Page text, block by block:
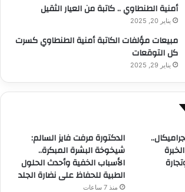
أمنية الطنطاوي .. كاتبة من العيار الثقيل
يناير 20, 2025
مبيعات مؤلفات الكاتبة أمنية الطنطاوي كسرت
كل التوقعات
يناير 29, 2025
الخبرة
الدكتورة مرفت فايز السالم:
شيخوخة البشرة المبكرة..
الأسباب الخفية وأحدث الحلول
الطبية للحفاظ على نضارة الجلد
منذ 7 ساعات